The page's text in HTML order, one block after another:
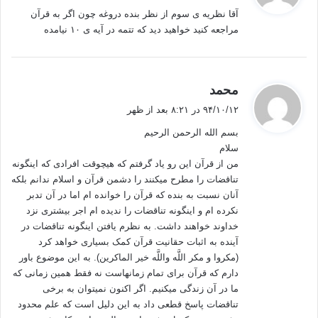
«آن كسي‌كه آسمان‌ها و زمين را و همه چيزهاي ميان آن دو را در
چرخانده است و پيوسته مراقب احوال و اوضاع عالم بوده است). او
داراي رحمت فراوان و فراگير است (و رحمت عام وي همه موجودات
را دربر گرفته است و مطيع و عاصي و مؤمن و كافر بر اين خوان يغما
نشسته‌اند اگر مي‌خواهي از ادوار آفرينش هستي باخبر گردي) پس از
شخص بسيار آگاه و فرزانه بپرس.»
5ـ ‏ قُلْ أَئِنَّكُمْ لَتَكْفُرُونَ بِالَّذِي خَلَقَ الْأَرْضَ فِي يَوْمَيْنِ وَتَجْعَلُونَ لَهُ أَندَاداً
ذَلِكَ رَبُّ الْعَالَمِينَ * ‏ وَجَعَلَ فِيهَا رَوَاسِيَ مِن فَوْقِهَا وَبَارَكَ فِيهَا وَقَدَّرَ
فِيهَا أَقْوَاتَهَا فِي أَرْبَعَةِ أَيَّامٍ سَوَاء لِّلسَّائِلِينَ ‏* ‏ ثُمَّ اسْتَوَى إِلَى السَّمَاء
وَهِيَ دُخَانٌ فَقَالَ لَهَا وَلِلْأَرْضِ اِئْتِيَا طَوْعاً أَوْ كَرْهاً قَالَتَا أَتَيْنَا طَائِعِينَ ‏ * ‏
فَقَضَاهُنَّ سَبْعَ سَمَاوَاتٍ فِي يَوْمَيْنِ وَأَوْحَى فِي كُلِّ سَمَاء أَمْرَهَا وَزَيَّنَّا
السَّمَاء الدُّنْيَا بِمَصَابِيحَ وَحِفْظاً ذَلِكَ تَقْدِيرُ الْعَزِيزِ الْعَلِيمِ ‏
:
آقا نظریه ی سوم از نظر بنده دروغه چون اگر به قرآن
مراجعه کنید خواهید دید که تتمه در آیه ی ۱۰ نیامده
محمد
:
۹۴/۱۰/۱۲ در ۸:۲۱ بعد از ظهر
بسم الله الرحمن الرحیم
سلام
من از قرآن این رو یاد گرفتم که هیچوقت افرادی که اینگونه
تناقضات را مطرح میکنند را دشمن قرآن و اسلام ندانم بلکه
آنان نسبت به بنده که قرآن را خوانده ام اما در آن تدبر
نکرده ام و اینگونه تناقضات را ندیده ام اجر بیشتری نزد
خداوند خواهند داشت. به نظرم یافتن اینگونه تناقضات در
آینده به اثبات حقانیت قرآن کمک بسیاری خواهد کرد
(مکروا و مکر اللَّه واللَّه خیر الماکرین). به این موضوع باور
دارم که قرآن برای تمام زمانهاست نه فقط همین زمانی که
ما در آن زندگی میکنیم. اگر اکنون نمیتوان به برخی
تناقضات پاسخ قطعی داد به این دلیل است که علم محدود